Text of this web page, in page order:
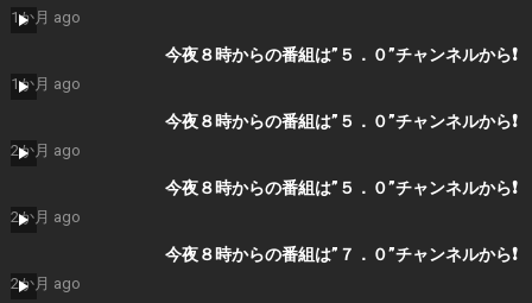
1か月 ago
今夜８時からの番組は”５．０”チャンネルから❗️
1か月 ago
今夜８時からの番組は”５．０”チャンネルから❗️
2か月 ago
今夜８時からの番組は”５．０”チャンネルから❗️
2か月 ago
今夜８時からの番組は”７．０”チャンネルから❗️
2か月 ago